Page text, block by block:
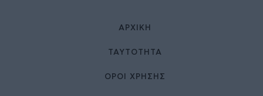
ΑΡΧΙΚΉ
ΤΑΥΤΌΤΗΤΑ
ΌΡΟΙ ΧΡΉΣΗΣ